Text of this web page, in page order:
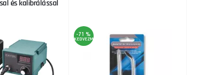
forrasztópáka
...
79 880 Ft
RAKTÁRON a szállítónál
ks
és kalibrálással
-71 %
KEDVEZMÉNY